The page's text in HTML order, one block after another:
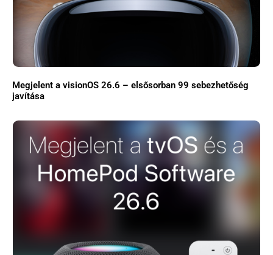
Megjelent a visionOS 26.6 – elsősorban 99 sebezhetőség
javítása